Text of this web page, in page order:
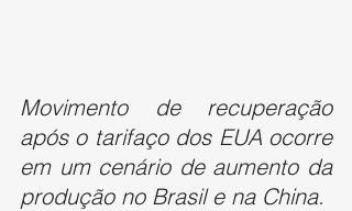
Movimento de recuperação
após o tarifaço dos EUA ocorre
em um cenário de aumento da
produção no Brasil e na China.